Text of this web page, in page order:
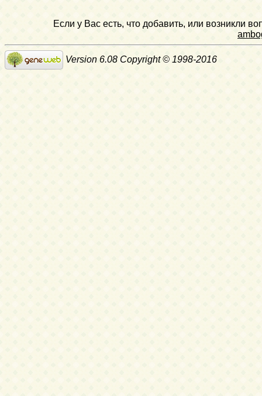
Если у Вас есть, что добавить, или возникли
Version 6.08 Copyright © 1998-2016